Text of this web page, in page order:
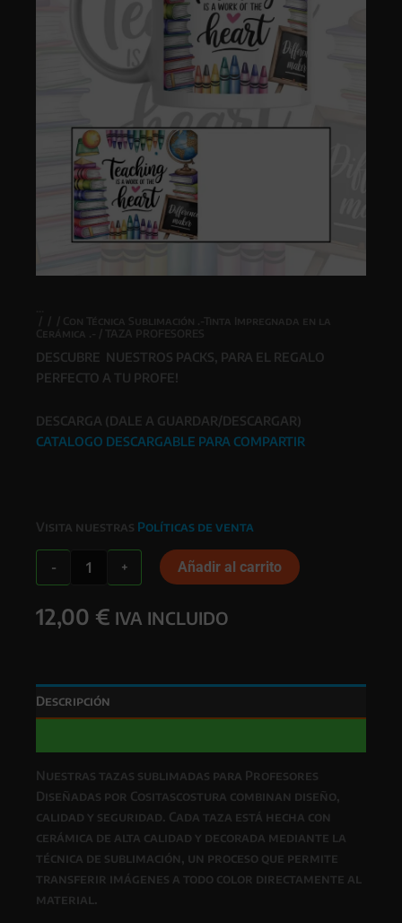
/ TAZA PROFESORES
DESCUBRE NUESTROS PACKS, PARA EL REGALO
PERFECTO A TU PROFE!
DESCARGA (DALE A GUARDAR/DESCARGAR)
CATALOGO DESCARGABLE PARA COMPARTIR
Visita nuestras Políticas de venta
-
PROFESORES
+ Añadir al carrito
12,00 € IVA INCLUIDO
Descripción
Nuestras tazas sublimadas para Profesores
Diseñadas por Cositascostura combinan diseño,
calidad y seguridad. Cada taza está hecha con
cerámica de alta calidad y decorada mediante la
técnica de sublimación, un proceso que permite
transferir imágenes a todo color directamente al
material.